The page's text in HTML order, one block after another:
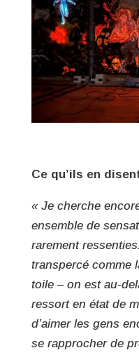
Ce qu’ils en
« Je cherche
ensemble de
rarement
transpercé comme
toile – on est au-
ressort en état de
d’aimer les gens
se rapprocher de